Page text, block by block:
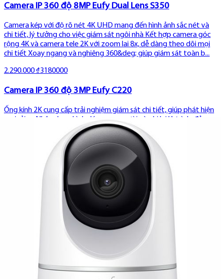
Camera IP 360 độ 8MP Eufy Dual Lens S350
Camera kép với độ rõ nét 4K UHD mang đến hình ảnh sắc nét và
chi tiết, lý tưởng cho việc giám sát ngôi nhà Kết hợp camera góc
rộng 4K và camera tele 2K với zoom lai 8x, dễ dàng theo dõi mọi
chi tiết Xoay ngang và nghiêng 360&deg; giúp giám sát toàn b...
2.290.000 ₫3180000
Camera IP 360 độ 3MP Eufy C220
Ống kính 2K cung cấp trải nghiệm giám sát chi tiết, giúp phát hiện
mọi rủi ro Nhận dạng hình dáng con người và ghi lại lộ trình, đảm
bảo mọi hoạt động đều trong tầm nhìn Khả năng quay ngang và
nghiêng 360&deg; giúp quan sát toàn bộ không gian mà khôn...
780000
Camera IP Wifi Eufy Indoor T8410 360 2K
Camera quay Video Độ Nét Cao: Ghi lại mọi chi tiết ở độ phân giải
2K (2304×1296) rõ nét Quay và Quét: 360º theo chiều ngang và
96º theo chiều dọc Chế Độ Quan Sát Ban Đêm Nâng Ca: cung cấp
tầm nhìn thực tế lên đến 10 mét Công nghệ AI phát hiện chuyển ...
Camera IP 360 độ 2MP Eufy C210